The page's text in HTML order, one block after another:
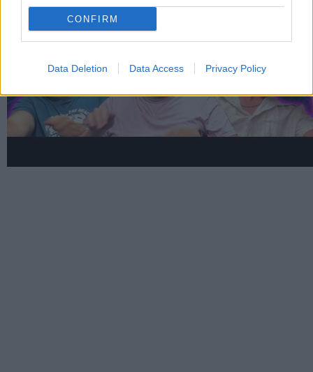
CONFIRM
Data Deletion Data Access Privacy Policy